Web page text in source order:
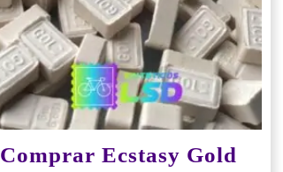
Comprar Ecstasy Gold